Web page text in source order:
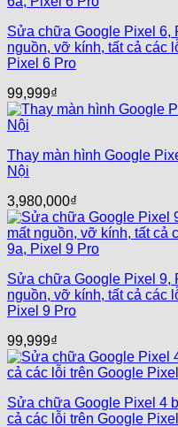
Sửa chữa Google Pixel 6,
nguồn, vỡ kính, tất cả các
Pixel 6 Pro
99,999₫
Thay màn hình Google
Nội
3,980,000₫
Sửa chữa Google Pixel 9,
nguồn, vỡ kính, tất cả các
Pixel 9 Pro
99,999₫
Sửa chữa Google Pixel 4
cả các lỗi trên Google